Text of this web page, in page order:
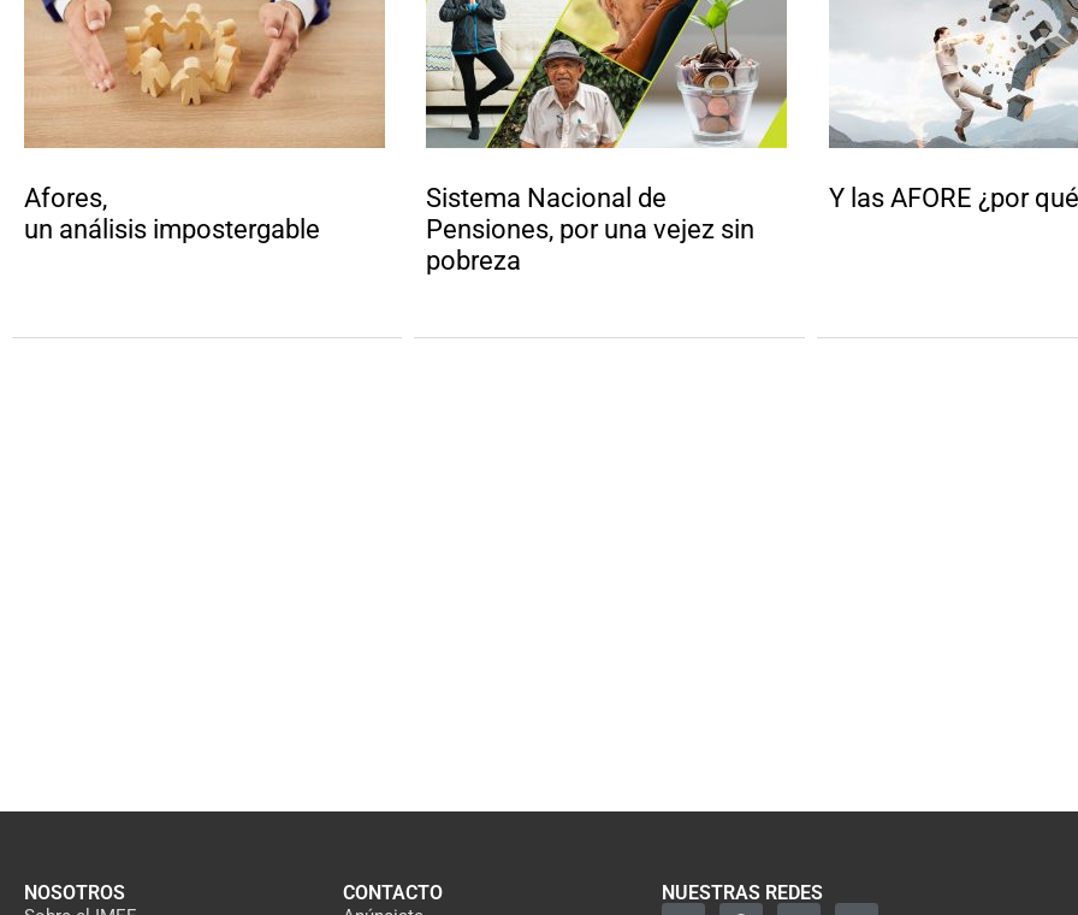
Afores,
un análisis impostergable
Sistema Nacional de
Pensiones, por una vejez sin
pobreza
Y las AFORE ¿por
NOSOTROS CONTACTO NUESTRAS REDES